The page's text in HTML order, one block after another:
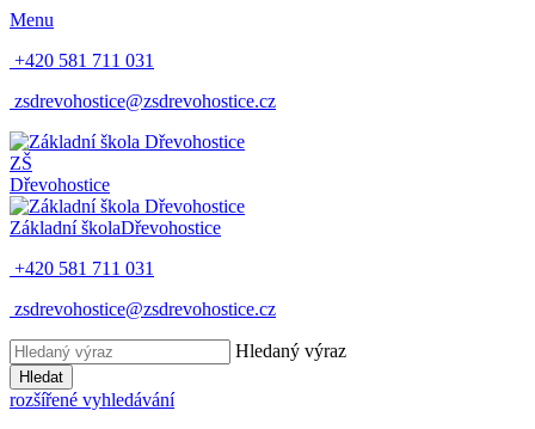
Menu
+420 581 711 031
zsdrevohostice@zsdrevohostice.cz
ZŠ
Dřevohostice
Základní školaDřevohostice
+420 581 711 031
zsdrevohostice@zsdrevohostice.cz
Hledaný výraz
Hledat
rozšířené vyhledávání